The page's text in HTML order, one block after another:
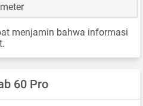
menjamin bahwa informasi
60 Pro